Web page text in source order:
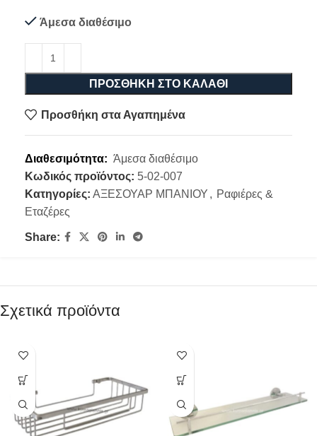
Άμεσα διαθέσιμο
ΠΡΟΣΘΉΚΗ ΣΤΟ ΚΑΛΆΘΙ
Προσθήκη στα Αγαπημένα
Διαθεσιμότητα: Άμεσα διαθέσιμο
Κωδικός προϊόντος: 5-02-007
Κατηγορίες: ΑΞΕΣΟΥΑΡ ΜΠΑΝΙΟΥ , Ραφιέρες &
Εταζέρες
Share:
Σχετικά προϊόντα